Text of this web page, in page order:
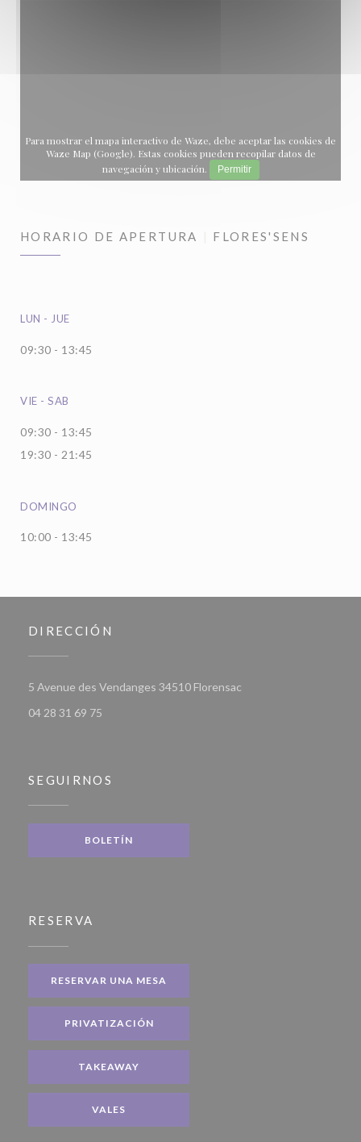
Para mostrar el mapa interactivo de Waze, debe aceptar las cookies de
Waze Map (Google). Estas cookies pueden recopilar datos de
navegación y ubicación.
Permitir
HORARIO DE APERTURA FLORES'SENS
LUN - JUE
09:30 - 13:45
VIE - SAB
09:30 - 13:45
19:30 - 21:45
DOMINGO
10:00 - 13:45
DIRECCIÓN
5 Avenue des Vendanges 34510 Florensac
04 28 31 69 75
SEGUIRNOS
BOLETÍN
RESERVA
RESERVAR UNA MESA
PRIVATIZACIÓN
TAKEAWAY
VALES